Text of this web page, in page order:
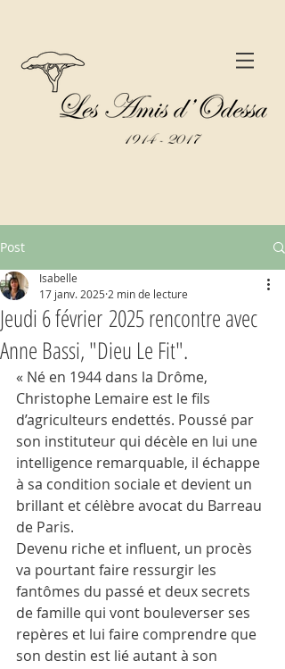
Post
Jeudi 6 février 2025 rencontre avec
Anne Bassi, "Dieu Le Fit".
Isabelle
17 janv. 2025 2 min de lecture
« Né en 1944 dans la Drôme,
Christophe Lemaire est le fils
d’agriculteurs endettés. Poussé par
son instituteur qui décèle en lui une
intelligence remarquable, il échappe
à sa condition sociale et devient un
brillant et célèbre avocat du Barreau
de Paris.
Devenu riche et influent, un procès
va pourtant faire ressurgir les
fantômes du passé et deux secrets
de famille qui vont bouleverser ses
repères et lui faire comprendre que
son destin est lié autant à son